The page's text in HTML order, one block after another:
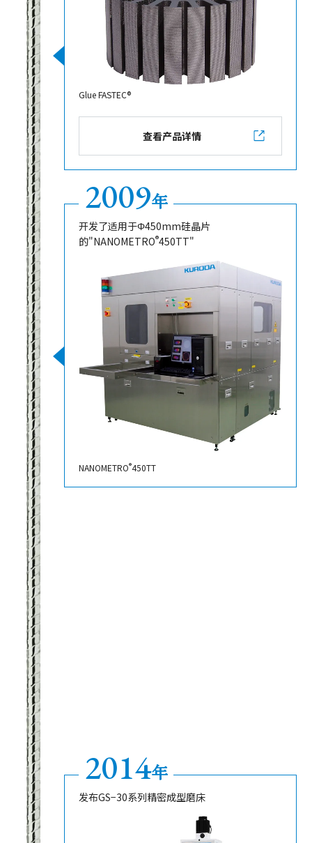
Glue FASTEC®
查看产品详情
2009年
开发了适用于Φ450mm硅晶片
的"NANOMETRO®450TT"
NANOMETRO®450TT
2014年
发布GS−30系列精密成型磨床